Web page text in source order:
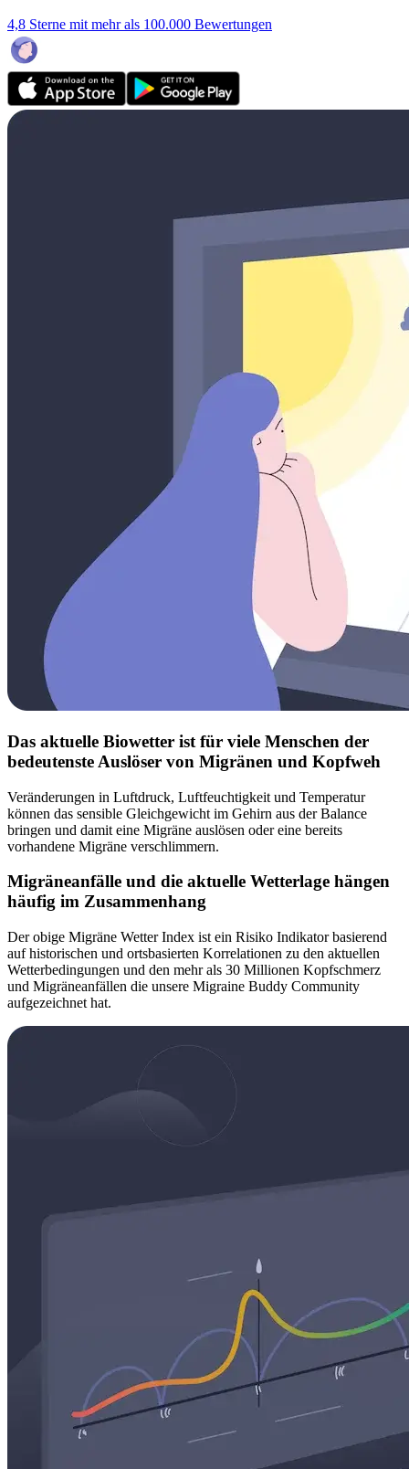
4,8 Sterne mit mehr als 100.000 Bewertungen
Das aktuelle Biowetter ist für viele Menschen der
bedeutenste Auslöser von Migränen und Kopfweh
Veränderungen in Luftdruck, Luftfeuchtigkeit und Temperatur
können das sensible Gleichgewicht im Gehirn aus der Balance
bringen und damit eine Migräne auslösen oder eine bereits
vorhandene Migräne verschlimmern.
Migräneanfälle und die aktuelle Wetterlage hängen
häufig im Zusammenhang
Der obige Migräne Wetter Index ist ein Risiko Indikator basierend
auf historischen und ortsbasierten Korrelationen zu den aktuellen
Wetterbedingungen und den mehr als 30 Millionen Kopfschmerz
und Migräneanfällen die unsere Migraine Buddy Community
aufgezeichnet hat.